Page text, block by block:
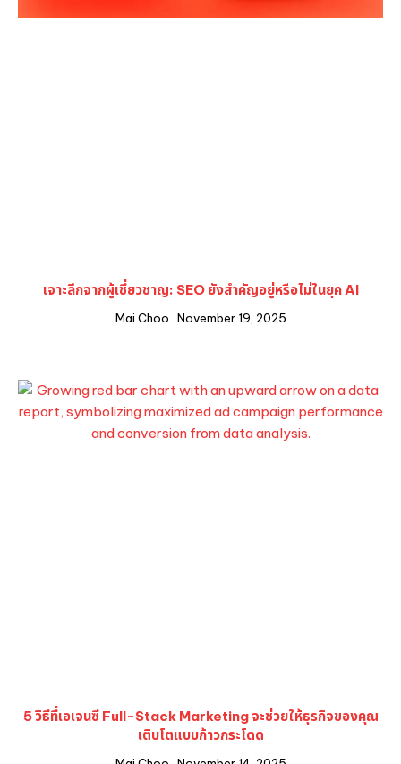
เจาะลึกจากผู้เชี่ยวชาญ: SEO ยังสำคัญอยู่หรือไม่ในยุค AI
Mai Choo November 19, 2025
5 วิธีที่เอเจนซี Full-Stack Marketing จะช่วยให้ธุรกิจของคุณ
เติบโตแบบก้าวกระโดด